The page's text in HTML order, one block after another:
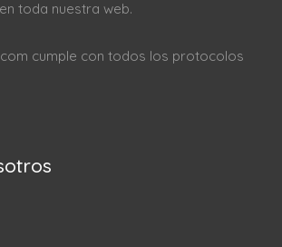
toda nuestra web.
cumple con todos los protocolos